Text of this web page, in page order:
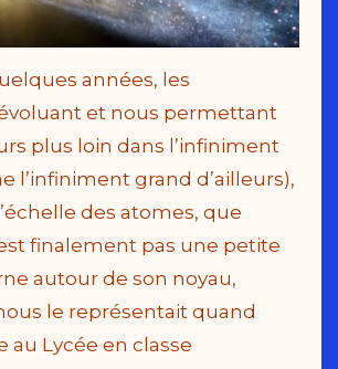
années, les
et nous permettant
plus loin dans l’infiniment
l’infiniment grand d’ailleurs),
des atomes, que
finalement pas une petite
autour de son noyau,
le représentait quand
au Lycée en classe